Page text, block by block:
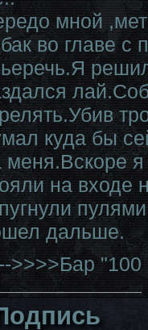
мной
во главе с
куда бы
меня.Вскоре
на входе
дальше.
>>>>Бар "100